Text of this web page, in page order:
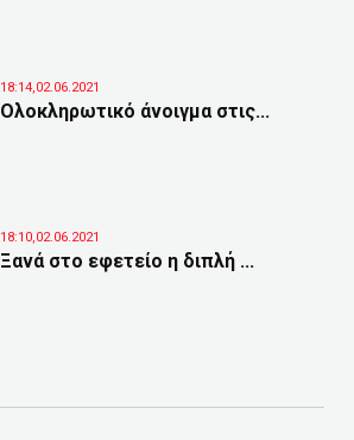
18:14,02.06.2021
Ολοκληρωτικό άνοιγμα στις...
18:10,02.06.2021
Ξανά στο εφετείο η διπλή ...